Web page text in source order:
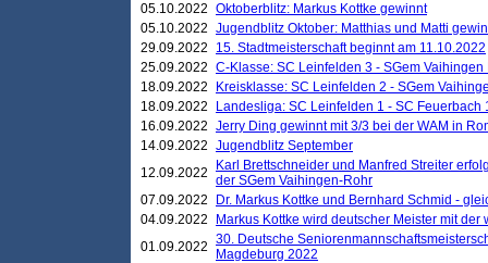
05.10.2022 Oktoberblitz: Markus Kottke gewinnt
05.10.2022 Jugendblitz Oktober: Matthias und Matti
29.09.2022
15. Stadtmeisterschaft beginnt am 11.10.2022
25.09.2022 C-Klasse: SC Leinfelden 3 - SGem Vaihingen
18.09.2022
Kreisklasse: SC Leinfelden 2 - SGem
18.09.2022
Landesliga: SC Leinfelden 1 - SC Feuerbach
16.09.2022 Jerry Ding gewinnt mit 3/3 bei der WAM in
14.09.2022 Jugendblitz September
12.09.2022
Karl Brettschneider und Manfred Streiter
der SGem Vaihingen-Rohr
07.09.2022
Dr. Markus Kottke und Bernhard Schmid -
04.09.2022
Markus Kottke wird deutscher Meister mit
01.09.2022 30. Deutsche
Magdeburg 2022